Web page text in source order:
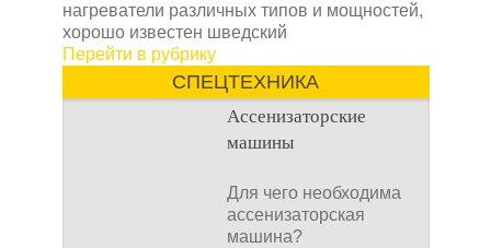
нагреватели различных типов и мощностей,
хорошо известен шведский
Перейти в рубрику
СПЕЦТЕХНИКА
Ассенизаторские
машины
Для чего необходима
ассенизаторская
машина?